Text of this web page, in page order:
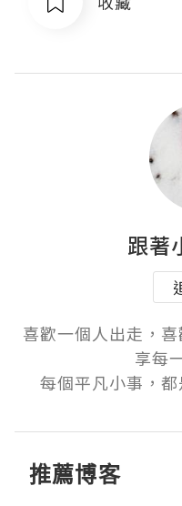
跟著
喜歡一個人出走，
享每
每個平凡小事，
推薦博客